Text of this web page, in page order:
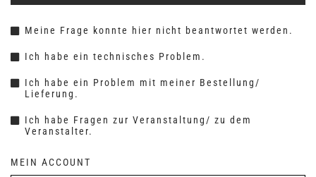
Meine Frage konnte hier nicht beantwortet werden.
Ich habe ein technisches Problem.
Ich habe ein Problem mit meiner Bestellung/
Lieferung.
Ich habe Fragen zur Veranstaltung/ zu dem
Veranstalter.
MEIN ACCOUNT